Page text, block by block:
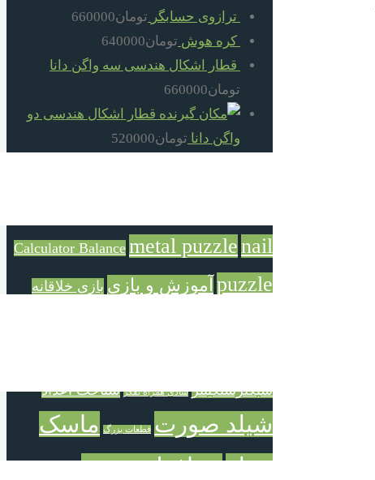
ترازوی حسابگر تومان660000
کره هوش تومان640000
قطار اشکال هندسی سه واگن دانا
تومان660000
قطار اشکال هندسی دو
واگن دانا تومان520000
Calculator Balance metal puzzlenail
puzzle آموزش و بازی بازی خلاقانه
سبکترسنگینتر شادی همراه تفکر شناخت اعداد
شیلد صورت قطعات بزرگ ماسک
شیلدمحافظ صورت